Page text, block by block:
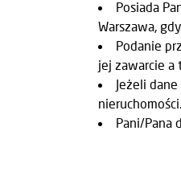
Posiada
Warszawa,
Podanie
jej zawarcie a
Jeżeli
Pani/Pana